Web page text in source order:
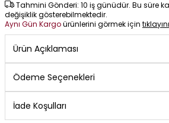
Tahmini Gönderi: 10 iş günüdür. Bu süre
değişiklik gösterebilmektedir.
Aynı Gün Kargoürünlerini görmek için
Ürün Açıklaması
Ödeme Seçenekleri
İade Koşulları